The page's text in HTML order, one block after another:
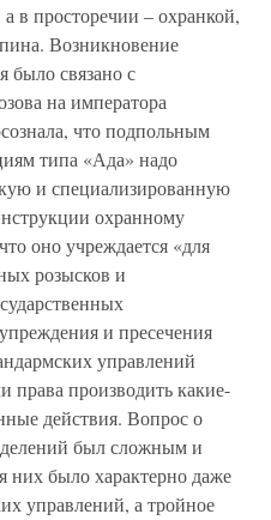
в просторечии – охранкой,
Возникновение
было связано с
на императора
что подпольным
типа «Ада» надо
и специализированную
охранному
оно учреждается «для
розысков и
и пресечения
управлений
права производить какие-
действия. Вопрос о
был сложным и
было характерно даже
управлений, а тройное